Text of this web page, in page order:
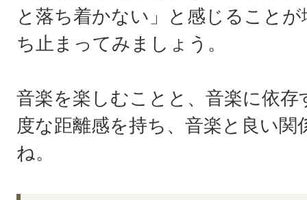
と落ち着かない」と感じること
ち止まってみましょう。
音楽を楽しむことと、音楽に依
度な距離感を持ち、音楽と良い
ね。